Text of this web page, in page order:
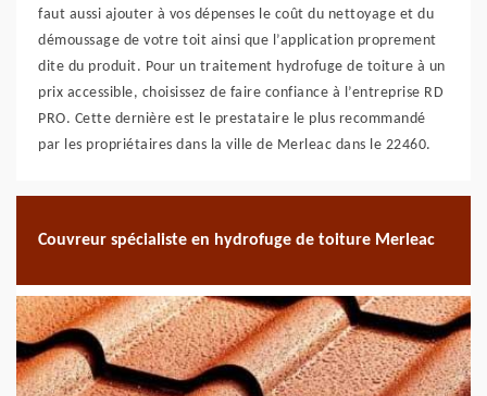
faut aussi ajouter à vos dépenses le coût du nettoyage et du
démoussage de votre toit ainsi que l’application proprement
dite du produit. Pour un traitement hydrofuge de toiture à un
prix accessible, choisissez de faire confiance à l’entreprise RD
PRO. Cette dernière est le prestataire le plus recommandé
par les propriétaires dans la ville de Merleac dans le 22460.
Couvreur spécialiste en hydrofuge de toiture Merleac